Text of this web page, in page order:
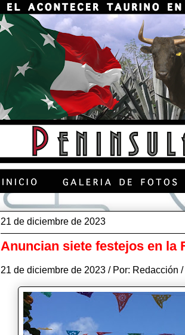
21 de diciembre de 2023
Anuncian siete festejos en la
21 de diciembre de 2023 / Por: Redacción